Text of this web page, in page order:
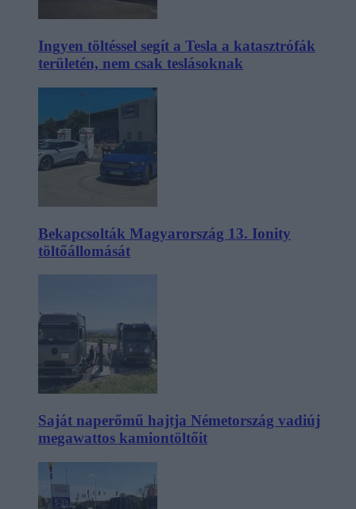
Ingyen töltéssel segít a Tesla a katasztrófák
területén, nem csak teslásoknak
Bekapcsolták Magyarország 13. Ionity
töltőállomását
Saját naperőmű hajtja Németország vadiúj
megawattos kamiontöltőit